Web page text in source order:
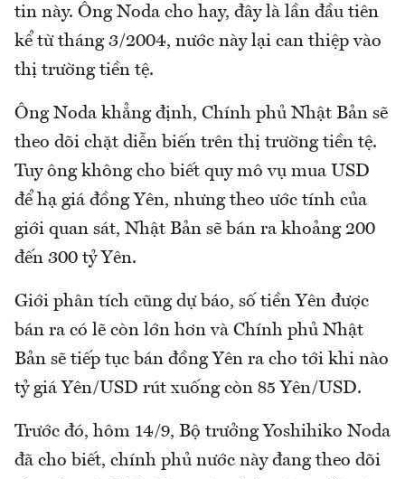
tin này. Ông Noda cho hay, đây là lần đầu tiên
kể từ tháng 3/2004, nước này lại can thiệp vào
thị trường tiền tệ.
Ông Noda khẳng định, Chính phủ Nhật Bản sẽ
theo dõi chặt diễn biến trên thị trường tiền tệ.
Tuy ông không cho biết quy mô vụ mua USD
để hạ giá đồng Yên, nhưng theo ước tính của
giới quan sát, Nhật Bản sẽ bán ra khoảng 200
đến 300 tỷ Yên.
Giới phân tích cũng dự báo, số tiền Yên được
bán ra có lẽ còn lớn hơn và Chính phủ Nhật
Bản sẽ tiếp tục bán đồng Yên ra cho tới khi nào
tỷ giá Yên/USD rút xuống còn 85 Yên/USD.
Trước đó, hôm 14/9, Bộ trưởng Yoshihiko Noda
đã cho biết, chính phủ nước này đang theo dõi